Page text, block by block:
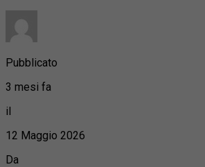
Pubblicato
3 mesi fa
il
12 Maggio 2026
Da